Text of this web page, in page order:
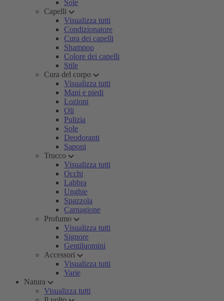
Sole
Capelli
Visualizza tutti
Condizionatore
Cura dei capelli
Shampoo
Colore dei capelli
Stile
Cura del corpo
Visualizza tutti
Mani e piedi
Lozioni
Oli
Pulizia
Sole
Deodoranti
Saponi
Trucco
Visualizza tutti
Occhi
Labbra
Unghie
Spazzola
Carnagione
Profumo
Visualizza tutti
Signore
Gentiluomini
Accessori
Visualizza tutti
Varie
Natura
Visualizza tutti